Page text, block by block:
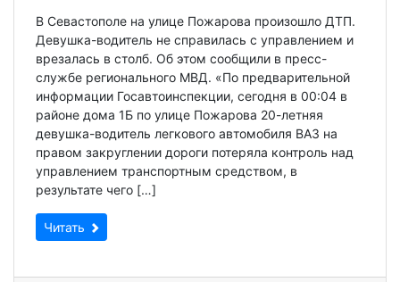
В Севастополе на улице Пожарова произошло ДТП.
Девушка-водитель не справилась с управлением и
врезалась в столб. Об этом сообщили в пресс-
службе регионального МВД. «По предварительной
информации Госавтоинспекции, сегодня в 00:04 в
районе дома 1Б по улице Пожарова 20-летняя
девушка-водитель легкового автомобиля ВАЗ на
правом закруглении дороги потеряла контроль над
управлением транспортным средством, в
результате чего […]
Читать